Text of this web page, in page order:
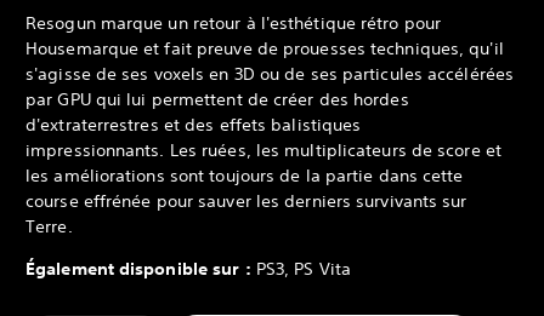
Resogun marque un retour à l'esthétique rétro pour
Housemarque et fait preuve de prouesses techniques, qu'il
s'agisse de ses voxels en 3D ou de ses particules accélérées
par GPU qui lui permettent de créer des hordes
d'extraterrestres et des effets balistiques
impressionnants. Les ruées, les multiplicateurs de score et
les améliorations sont toujours de la partie dans cette
course effrénée pour sauver les derniers survivants sur
Terre.
Également disponible sur : PS3, PS Vita